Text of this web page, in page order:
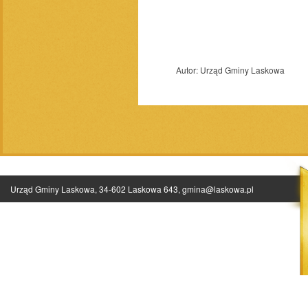
Autor: Urząd Gminy Laskowa
Urząd Gminy Laskowa, 34-602 Laskowa 643, gmina@laskowa.pl